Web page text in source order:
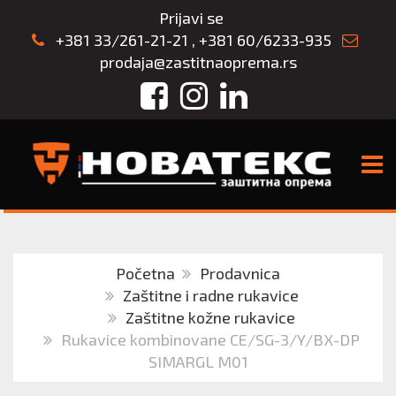
Prijavi se
+381 33/261-21-21 , +381 60/6233-935
prodaja@zastitnaoprema.rs
FacebookInstagram
LinkedIn
Početna
Prodavnica
Zaštitne i radne rukavice
Zaštitne kožne rukavice
Rukavice kombinovane CE/SG-3/Y/BX-DP
SIMARGL M01